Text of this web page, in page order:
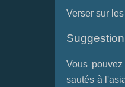
Verser sur
Vous
sautés à